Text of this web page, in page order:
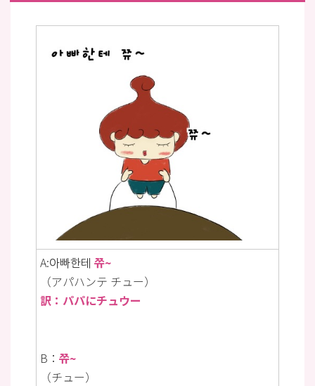
A:아빠한테 쮸~
（アパハンテ チュー）
訳：パパにチュウー
B： 쮸~
（チュー）